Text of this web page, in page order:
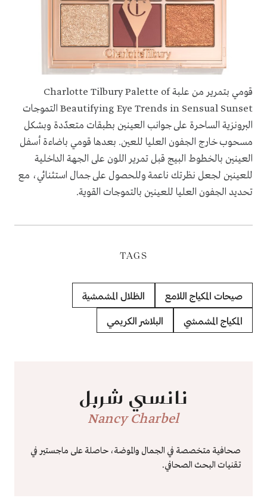
قومي بتمرير من علبة Charlotte Tilbury Palette of
Beautifying Eye Trends in Sensual Sunset التموجات
البرونزية الساحرة على جوانب العينين بطبقات متعدّدة وبشكل
مسحوب خارج الجفون العليا للعين. بعدها قومي باضاءة أسفل
العينين بالخطوط البيج قبل تمرير اللون على الجهة الداخلية
للعينين لجعل نظرتك ناعمة وللحصول على جمال استثنائي، مع
تحديد الجفون العليا للعينين بالتموجات القوية.
TAGS
صيحات المكياج اللامع الظلال المشمشية
المكياج المشمشي البلاشر الكريمي
نانسي شربل
Nancy Charbel
صحافية متخصصة في الجمال والموضة، حاصلة على ماجستير في
تقنيات البحث الصحافي.